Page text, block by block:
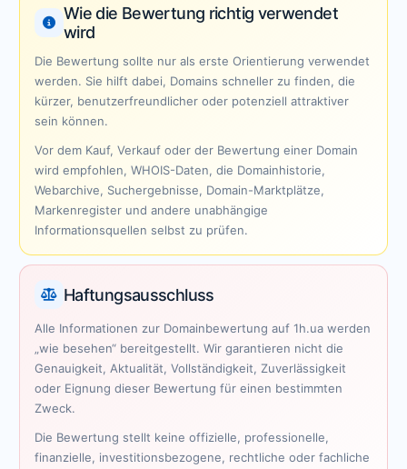
Wie die Bewertung richtig verwendet
wird
Die Bewertung sollte nur als erste Orientierung verwendet
werden. Sie hilft dabei, Domains schneller zu finden, die
kürzer, benutzerfreundlicher oder potenziell attraktiver
sein können.
Vor dem Kauf, Verkauf oder der Bewertung einer Domain
wird empfohlen, WHOIS-Daten, die Domainhistorie,
Webarchive, Suchergebnisse, Domain-Marktplätze,
Markenregister und andere unabhängige
Informationsquellen selbst zu prüfen.
Haftungsausschluss
Alle Informationen zur Domainbewertung auf 1h.ua werden
„wie besehen“ bereitgestellt. Wir garantieren nicht die
Genauigkeit, Aktualität, Vollständigkeit, Zuverlässigkeit
oder Eignung dieser Bewertung für einen bestimmten
Zweck.
Die Bewertung stellt keine offizielle, professionelle,
finanzielle, investitionsbezogene, rechtliche oder fachliche